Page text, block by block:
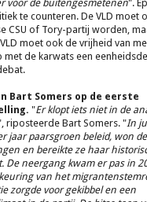
voor de buitengesmetenen".
te counteren. De VLD moet
CSU of Tory-partij worden,
moet ook de vrijheid van
de karwats een
Bart Somers op de eerste
"Er klopt iets niet in de
riposteerde Bart Somers. "In
jaar paarsgroen beleid, won de
en bereikte ze haar
De neergang kwam er pas in
van het
zorgde voor gekibbel en een